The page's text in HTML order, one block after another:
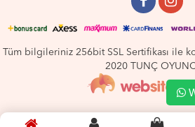
Tüm bilgileriniz 256bit SSL Sertifikası ile
2020 TUNÇ